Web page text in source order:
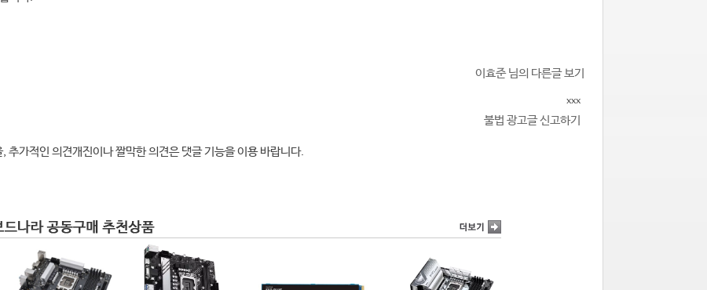
이효준 님의 다른글 보기
xxx
불법 광고글 신고하기
추가적인 의견개진이나 짤막한 의견은 댓글 기능을 이용 바랍니다.